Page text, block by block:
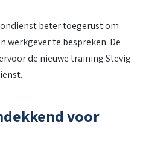
beter toegerust om
werkgever te bespreken. De
de nieuwe training Stevig
voor